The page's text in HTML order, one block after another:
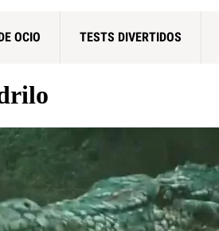
OCIO TESTS DIVERTIDOS